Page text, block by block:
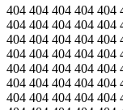
404 404 404 404 404
404 404 404 404 404
404 404 404 404 404
404 404 404 404 404
404 404 404 404 404
404 404 404 404 404
404 404 404 404 404